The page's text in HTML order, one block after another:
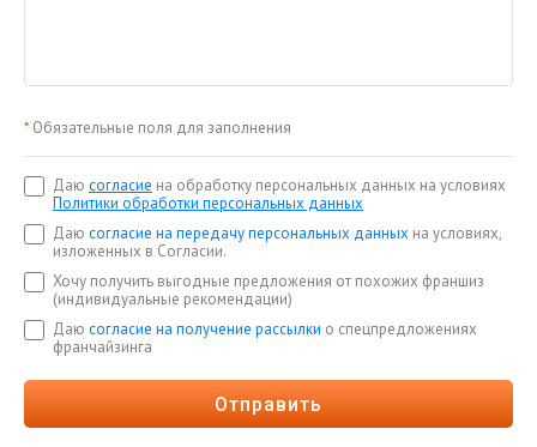
* Обязательные поля для заполнения
Даю согласие на обработку персональных данных на условиях
Политики обработки персональных данных
Даю согласие на передачу персональных данных на условиях,
изложенных в Согласии.
Хочу получить выгодные предложения от похожих франшиз
(индивидуальные рекомендации)
Даю согласие на получение рассылки о спецпредложениях
франчайзинга
Отправить